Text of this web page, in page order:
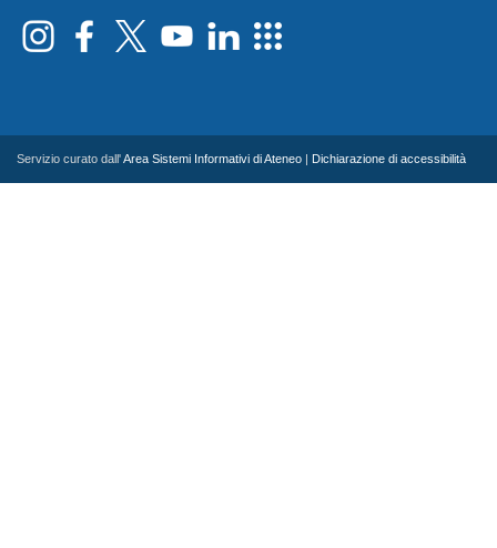
Servizio curato dall'Area Sistemi Informativi di Ateneo Dichiarazione di accessibilità